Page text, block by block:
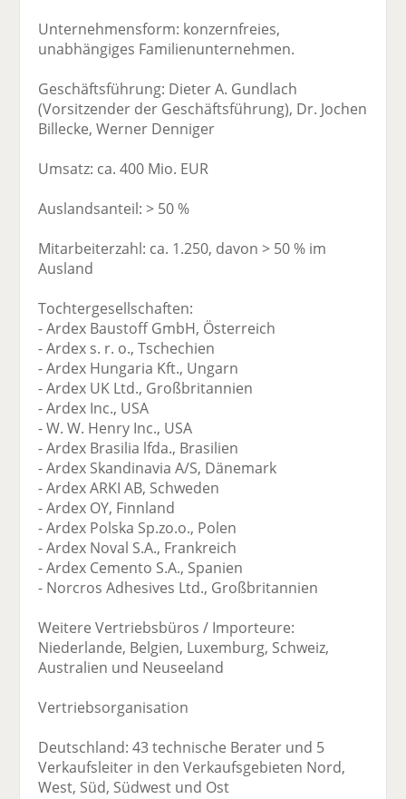
Unternehmensform: konzernfreies,
unabhängiges Familienunternehmen.
Geschäftsführung: Dieter A. Gundlach
(Vorsitzender der Geschäftsführung), Dr. Jochen
Billecke, Werner Denniger
Umsatz: ca. 400 Mio. EUR
Auslandsanteil: > 50 %
Mitarbeiterzahl: ca. 1.250, davon > 50 % im
Ausland
Tochtergesellschaften:
- Ardex Baustoff GmbH, Österreich
- Ardex s. r. o., Tschechien
- Ardex Hungaria Kft., Ungarn
- Ardex UK Ltd., Großbritannien
- Ardex Inc., USA
- W. W. Henry Inc., USA
- Ardex Brasilia lfda., Brasilien
- Ardex Skandinavia A/S, Dänemark
- Ardex ARKI AB, Schweden
- Ardex OY, Finnland
- Ardex Polska Sp.zo.o., Polen
- Ardex Noval S.A., Frankreich
- Ardex Cemento S.A., Spanien
- Norcros Adhesives Ltd., Großbritannien
Weitere Vertriebsbüros / Importeure:
Niederlande, Belgien, Luxemburg, Schweiz,
Australien und Neuseeland
Vertriebsorganisation
Deutschland: 43 technische Berater und 5
Verkaufsleiter in den Verkaufsgebieten Nord,
West, Süd, Südwest und Ost